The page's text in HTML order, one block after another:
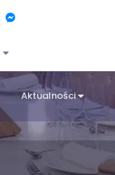
Aktualności